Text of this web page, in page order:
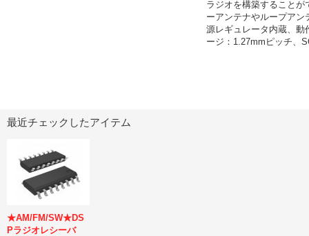
ラジオを構築すること
ーアンテナやループアン
源レギュレータ内蔵、動
ージ：1.27mmピッチ、
最近チェックしたアイテム
★AM/FM/SW★DS
Pラジオレシーバ